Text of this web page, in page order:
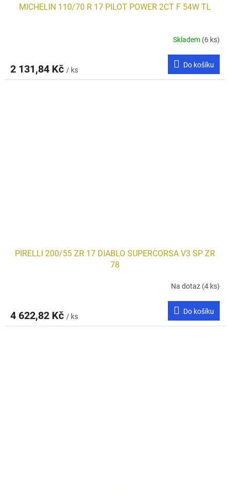
MICHELIN 110/70 R 17 PILOT POWER 2CT F 54W TL
Skladem (6 ks)
2 131,84 Kč / ks
Do košíku
PIRELLI 200/55 ZR 17 DIABLO SUPERCORSA V3 SP ZR
78
Na dotaz (4 ks)
4 622,82 Kč / ks
Do košíku